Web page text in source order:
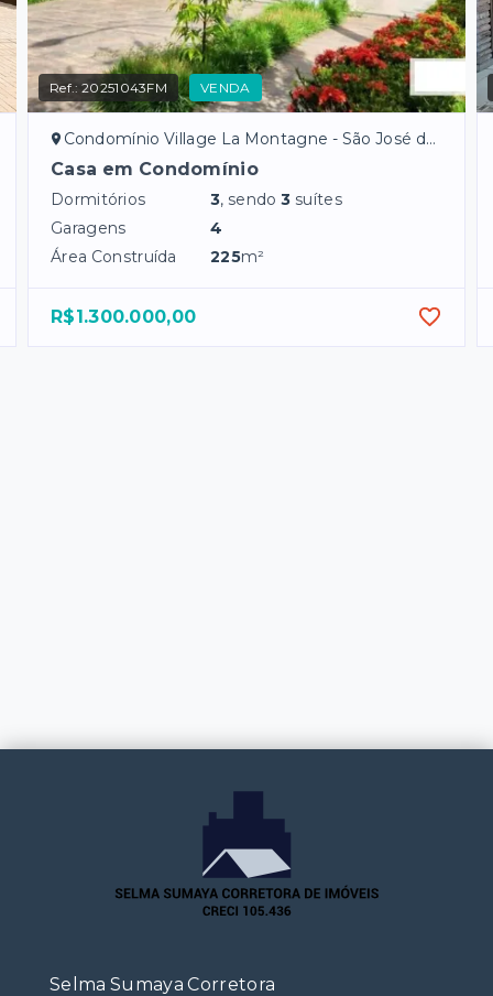
Ref.:20251043FM VENDA
Condomínio Village La Montagne - São José do Rio Preto/SP
Casa em Condomínio
Dormitórios 3, sendo3 suítes
Garagens
4
Área Construída
225m²
R$1.300.000,00
Selma Sumaya Corretora